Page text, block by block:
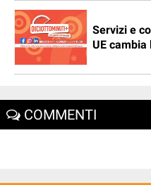
Servizi e
UE cambia
COMMENTI